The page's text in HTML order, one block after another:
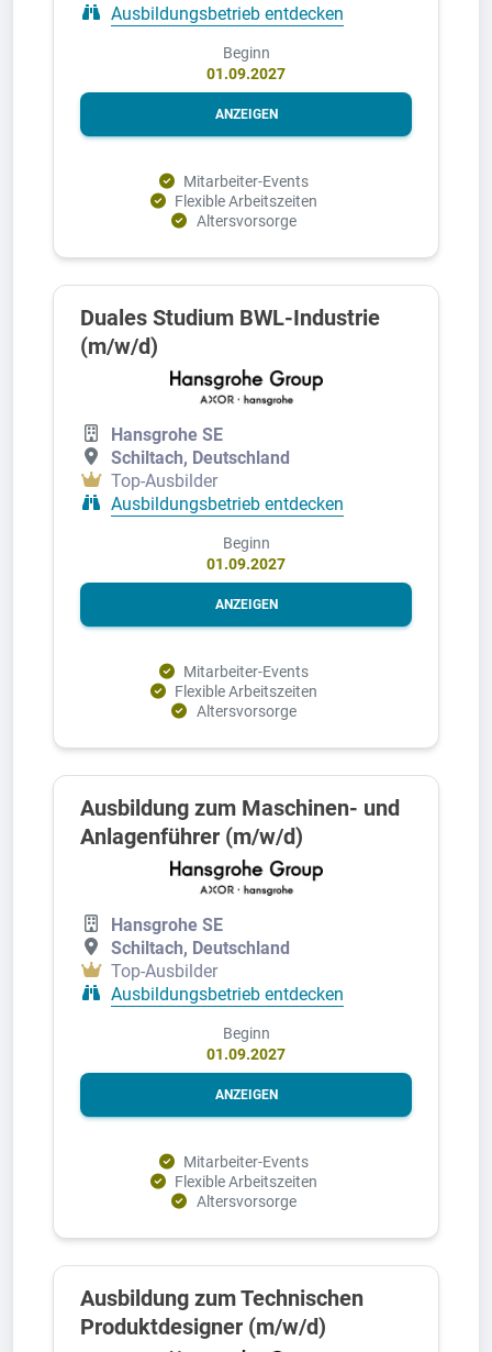
Ausbildungsbetrieb entdecken
Beginn
01.09.2027
ANZEIGEN
Mitarbeiter-Events
Flexible Arbeitszeiten
Altersvorsorge
Duales Studium BWL-Industrie
(m/w/d)
Hansgrohe SE
Schiltach, Deutschland
Top-Ausbilder
Ausbildungsbetrieb entdecken
Beginn
01.09.2027
ANZEIGEN
Mitarbeiter-Events
Flexible Arbeitszeiten
Altersvorsorge
Ausbildung zum Maschinen- und
Anlagenführer (m/w/d)
Hansgrohe SE
Schiltach, Deutschland
Top-Ausbilder
Ausbildungsbetrieb entdecken
Beginn
01.09.2027
ANZEIGEN
Mitarbeiter-Events
Flexible Arbeitszeiten
Altersvorsorge
Ausbildung zum Technischen
Produktdesigner (m/w/d)